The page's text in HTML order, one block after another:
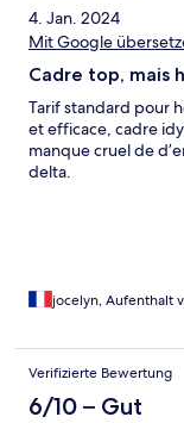
4. Jan. 2024
Mit Google
Cadre top, mais
Tarif standard pour
et efficace, cadre
manque cruel de
delta.
jocelyn, Aufenthalt
Verifizierte Bewertung
6/10 – Gut